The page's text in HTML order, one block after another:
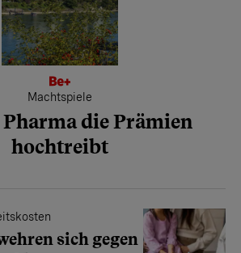
Machtspiele
die Prämien
hochtreibt
sich gegen